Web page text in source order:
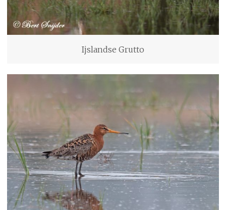
Ijslandse Grutto